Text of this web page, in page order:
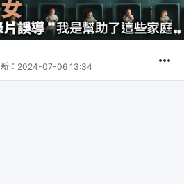
： 2024-07-06 13:34